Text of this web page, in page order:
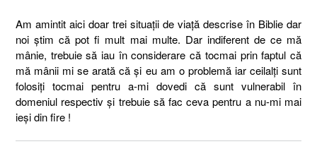
Am amintit aici doar trei situații de viață descrise în Biblie dar
noi știm că pot fi mult mai multe. Dar indiferent de ce mă
mânie, trebuie să iau în considerare că tocmai prin faptul că
mă mânii mi se arată că și eu am o problemă iar ceilalți sunt
folosiți tocmai pentru a-mi dovedi că sunt vulnerabil în
domeniul respectiv și trebuie să fac ceva pentru a nu-mi mai
ieși din fire !